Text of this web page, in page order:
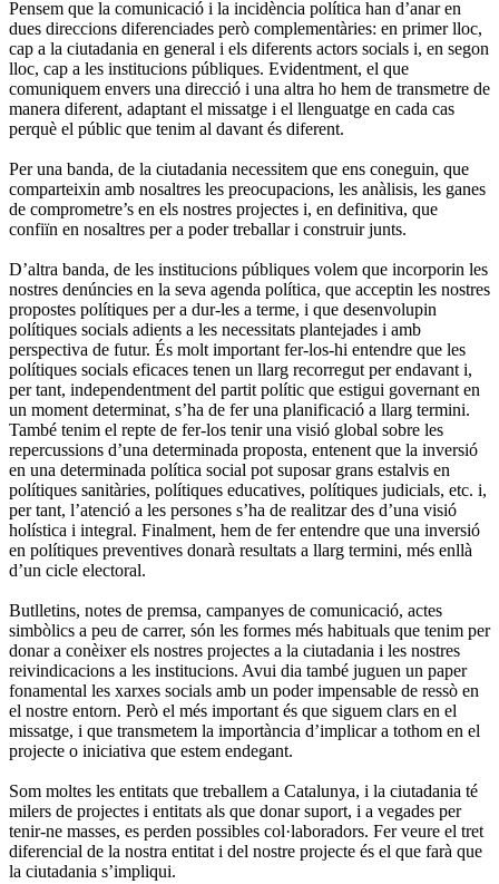
Pensem que la comunicació i la incidència política han d’anar en
dues direccions diferenciades però complementàries: en primer lloc,
cap a la ciutadania en general i els diferents actors socials i, en segon
lloc, cap a les institucions públiques. Evidentment, el que
comuniquem envers una direcció i una altra ho hem de transmetre de
manera diferent, adaptant el missatge i el llenguatge en cada cas
perquè el públic que tenim al davant és diferent.
Per una banda, de la ciutadania necessitem que ens coneguin, que
comparteixin amb nosaltres les preocupacions, les anàlisis, les ganes
de comprometre’s en els nostres projectes i, en definitiva, que
confiïn en nosaltres per a poder treballar i construir junts.
D’altra banda, de les institucions públiques volem que incorporin les
nostres denúncies en la seva agenda política, que acceptin les nostres
propostes polítiques per a dur-les a terme, i que desenvolupin
polítiques socials adients a les necessitats plantejades i amb
perspectiva de futur. És molt important fer-los-hi entendre que les
polítiques socials eficaces tenen un llarg recorregut per endavant i,
per tant, independentment del partit polític que estigui governant en
un moment determinat, s’ha de fer una planificació a llarg termini.
També tenim el repte de fer-los tenir una visió global sobre les
repercussions d’una determinada proposta, entenent que la inversió
en una determinada política social pot suposar grans estalvis en
polítiques sanitàries, polítiques educatives, polítiques judicials, etc. i,
per tant, l’atenció a les persones s’ha de realitzar des d’una visió
holística i integral. Finalment, hem de fer entendre que una inversió
en polítiques preventives donarà resultats a llarg termini, més enllà
d’un cicle electoral.
Butlletins, notes de premsa, campanyes de comunicació, actes
simbòlics a peu de carrer, són les formes més habituals que tenim per
donar a conèixer els nostres projectes a la ciutadania i les nostres
reivindicacions a les institucions. Avui dia també juguen un paper
fonamental les xarxes socials amb un poder impensable de ressò en
el nostre entorn. Però el més important és que siguem clars en el
missatge, i que transmetem la importància d’implicar a tothom en el
projecte o iniciativa que estem endegant.
Som moltes les entitats que treballem a Catalunya, i la ciutadania té
milers de projectes i entitats als que donar suport, i a vegades per
tenir-ne masses, es perden possibles col·laboradors. Fer veure el tret
diferencial de la nostra entitat i del nostre projecte és el que farà que
la ciutadania s’impliqui.